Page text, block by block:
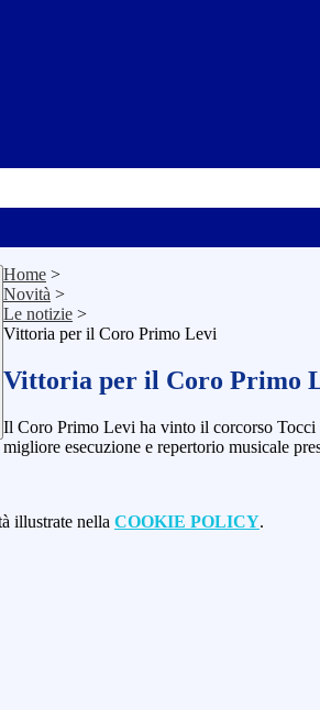
Home >
Novità >
Le notizie >
Vittoria per il Coro Primo Levi
Vittoria per il Coro Primo
Il Coro Primo Levi ha vinto il corcorso
migliore esecuzione e repertorio musicale
illustrate nella COOKIE POLICY.